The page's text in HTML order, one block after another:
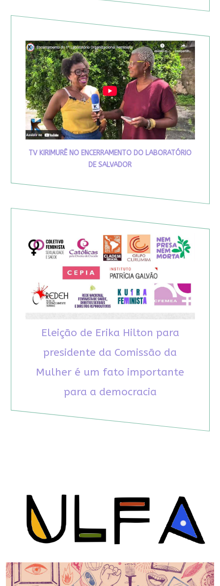
TV KIRIMURÊ NO ENCERRAMENTO DO LABORATÓRIO
DE SALVADOR
Eleição de Erika Hilton para
presidente da Comissão da
Mulher é um fato importante
para a democracia